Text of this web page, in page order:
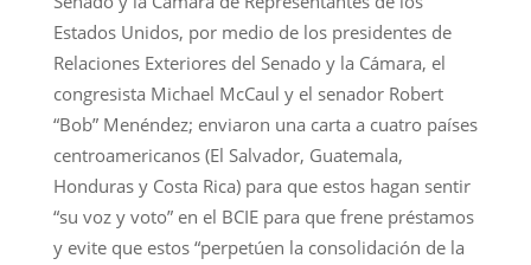
Estados Unidos, por medio de los presidentes de
Relaciones Exteriores del Senado y la Cámara, el
congresista Michael McCaul y el senador Robert
“Bob” Menéndez; enviaron una carta a cuatro países
centroamericanos (El Salvador, Guatemala,
Honduras y Costa Rica) para que estos hagan sentir
“su voz y voto” en el BCIE para que frene préstamos
y evite que estos “perpetúen la consolidación de la